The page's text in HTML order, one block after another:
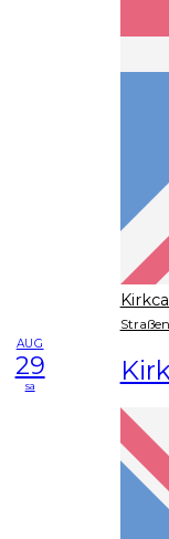
AUG
29
sa